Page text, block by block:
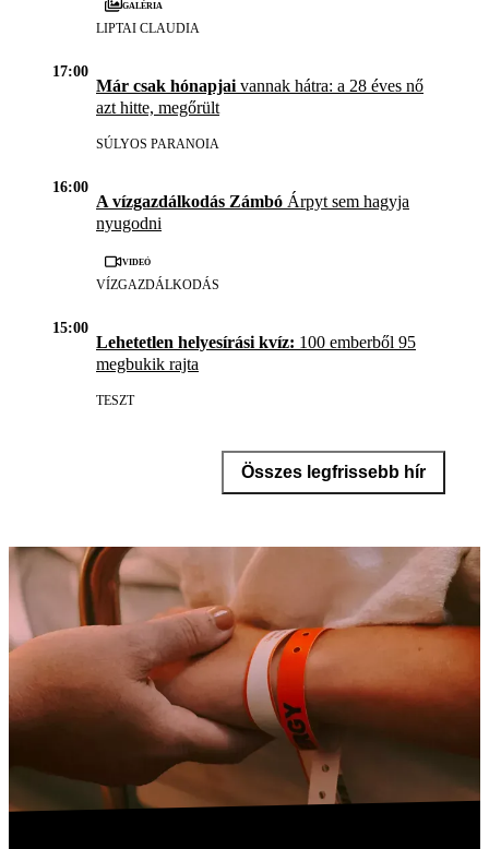
Galéria
LIPTAI CLAUDIA
17:00
Már csak hónapjai vannak hátra: a 28 éves nő
azt hitte, megőrült
SÚLYOS PARANOIA
16:00
A vízgazdálkodás Zámbó Árpyt sem hagyja
nyugodni
Videó
VÍZGAZDÁLKODÁS
15:00
Lehetetlen helyesírási kvíz: 100 emberből 95
megbukik rajta
TESZT
Összes legfrissebb hír